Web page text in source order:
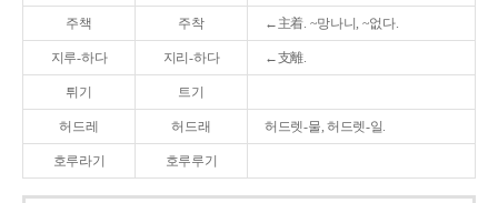
주책 주착 ←主着. ~망나니, ~없다.
지루-하다 지리-하다 ←支離.
튀기 트기
허드레 허드래 허드렛-물, 허드렛-일.
호루라기 호루루기